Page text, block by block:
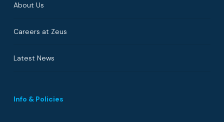
About Us
Careers at Zeus
Latest News
Info & Policies